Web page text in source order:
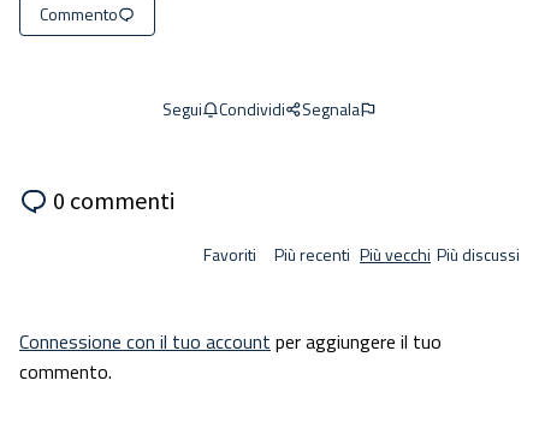
Commento
Segui Condividi Segnala
0 commenti
Favoriti Più recenti Più vecchi Più discussi
Connessione con il tuo account per aggiungere il tuo
commento.